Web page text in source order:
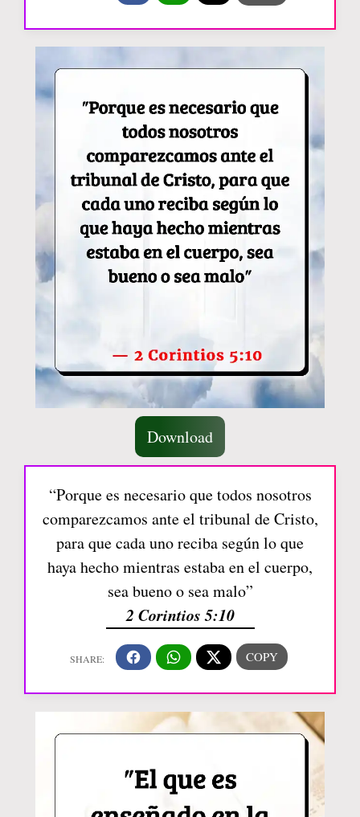
Download
“Porque es necesario que todos nosotros
comparezcamos ante el tribunal de Cristo,
para que cada uno reciba según lo que
haya hecho mientras estaba en el cuerpo,
sea bueno o sea malo”
2 Corintios 5:10